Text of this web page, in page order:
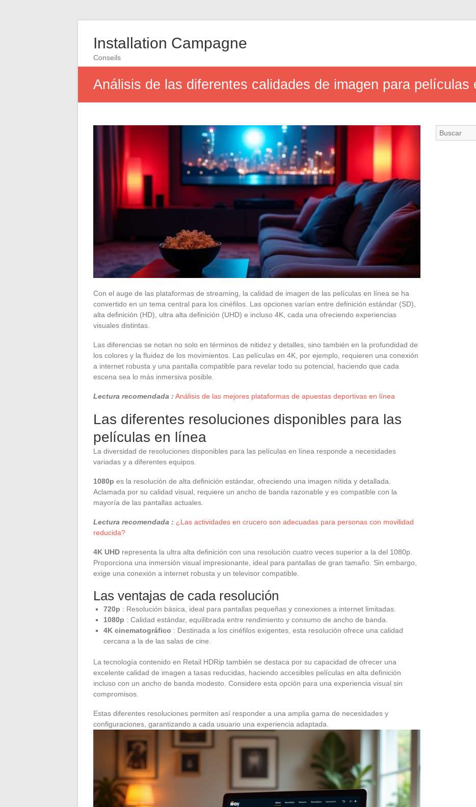
Installation Campagne
Conseils
Análisis de las diferentes calidades de imagen para películas
Con el auge de las plataformas de streaming, la calidad de imagen de las películas en línea se ha
convertido en un tema central para los cinéfilos. Las opciones varían entre definición estándar (SD),
alta definición (HD), ultra alta definición (UHD) e incluso 4K, cada una ofreciendo experiencias
visuales distintas.
Las diferencias se notan no solo en términos de nitidez y detalles, sino también en la profundidad de
los colores y la fluidez de los movimientos. Las películas en 4K, por ejemplo, requieren una conexión
a internet robusta y una pantalla compatible para revelar todo su potencial, haciendo que cada
escena sea lo más inmersiva posible.
Lectura recomendada : Análisis de las mejores plataformas de apuestas deportivas en línea
Las diferentes resoluciones disponibles para las
películas en línea
La diversidad de resoluciones disponibles para las películas en línea responde a necesidades
variadas y a diferentes equipos.
1080p es la resolución de alta definición estándar, ofreciendo una imagen nítida y detallada.
Aclamada por su calidad visual, requiere un ancho de banda razonable y es compatible con la
mayoría de las pantallas actuales.
Lectura recomendada : ¿Las actividades en crucero son adecuadas para personas con movilidad
reducida?
4K UHD representa la ultra alta definición con una resolución cuatro veces superior a la del 1080p.
Proporciona una inmersión visual impresionante, ideal para pantallas de gran tamaño. Sin embargo,
exige una conexión a internet robusta y un televisor compatible.
Las ventajas de cada resolución
720p : Resolución básica, ideal para pantallas pequeñas y conexiones a internet limitadas.
1080p : Calidad estándar, equilibrada entre rendimiento y consumo de ancho de banda.
4K cinematográfico : Destinada a los cinéfilos exigentes, esta resolución ofrece una calidad
cercana a la de las salas de cine.
La tecnología contenido en Retail HDRip también se destaca por su capacidad de ofrecer una
excelente calidad de imagen a tasas reducidas, haciendo accesibles películas en alta definición
incluso con un ancho de banda modesto. Considere esta opción para una experiencia visual sin
compromisos.
Estas diferentes resoluciones permiten así responder a una amplia gama de necesidades y
configuraciones, garantizando a cada usuario una experiencia adaptada.